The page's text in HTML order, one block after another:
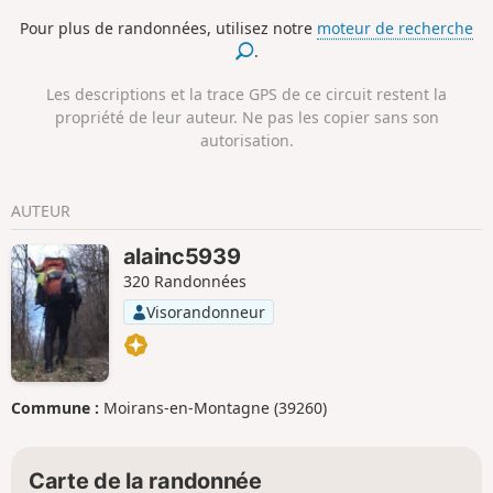
retour.
qui parsèment la géographie
galicienne : Ponte Olveira, un endroit
forces.
Pour plus de randonnées, utilisez notre moteur de recherche
.
Les descriptions et la trace GPS de ce circuit restent la
propriété de leur auteur. Ne pas les copier sans son
autorisation.
AUTEUR
alainc5939
320 Randonnées
Visorandonneur
Commune : Moirans-en-Montagne (39260)
Carte de la randonnée